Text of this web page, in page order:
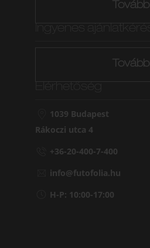
Tovább
Tovább
1039 Budapest
Rákoczi utca 4
+36-20-400-7-400
info@futofolia.hu
H-P: 10:00-17:00